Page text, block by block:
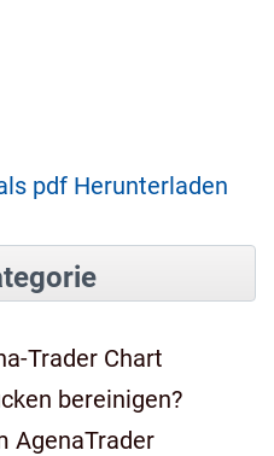
pdf Herunterladen
Trader Chart
bereinigen?
AgenaTrader